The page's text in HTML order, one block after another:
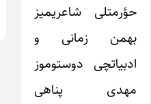
حؤرمتلی شاعریمیز
بهمن زمانی و
ادبیاتچی دوستوموز
مهدی پناهی‌